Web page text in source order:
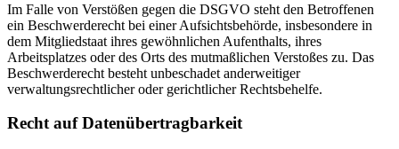
Im Falle von Verstößen gegen die DSGVO steht den Betroffenen
ein Beschwerderecht bei einer Aufsichtsbehörde, insbesondere in
dem Mitgliedstaat ihres gewöhnlichen Aufenthalts, ihres
Arbeitsplatzes oder des Orts des mutmaßlichen Verstoßes zu. Das
Beschwerderecht besteht unbeschadet anderweitiger
verwaltungsrechtlicher oder gerichtlicher Rechtsbehelfe.
Recht auf Daten­übertrag­barkeit